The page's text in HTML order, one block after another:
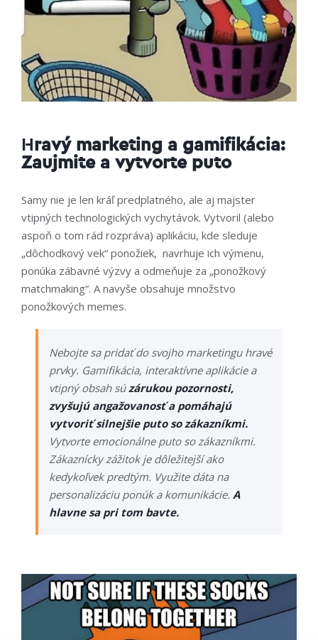
H ravý marketing a gamifikácia:
Zaujmite a vytvorte puto
Samy nie je len kráľ predplatného, ale aj majster
vtipných technologických vychytávok. Vytvoril (alebo
aspoň o tom rád rozpráva) aplikáciu, kde sleduje
„dôchodkový vek“ ponožiek, navrhuje ich výmenu,
ponúka zábavné výzvy a odmeňuje za „ponožkový
matchmaking“. A navyše obsahuje množstvo
ponožkových memes.
Nebojte sa pridať do svojho marketingu hravé
prvky. Gamifikácia, interaktívne aplikácie a
vtipný obsah súzárukou pozornosti,
zvyšujú angažovanosť a pomáhajú
vytvoriť silnejšie puto so zákazníkmi.
Vytvorte emocionálne puto so zákazníkmi.
Zákaznícky zážitok je dôležitejší ako
kedykoľvek predtým. Využite dáta na
personalizáciu ponúk a komunikácie. A
hlavne sa pri tom bavte.